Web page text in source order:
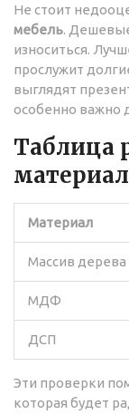
Не стоит
мебель.
износиться.
прослужит
выглядят
особенно важно
Таблица
Материал
Массив дерева
МДФ
ДСП
Эти проверки
которая будет